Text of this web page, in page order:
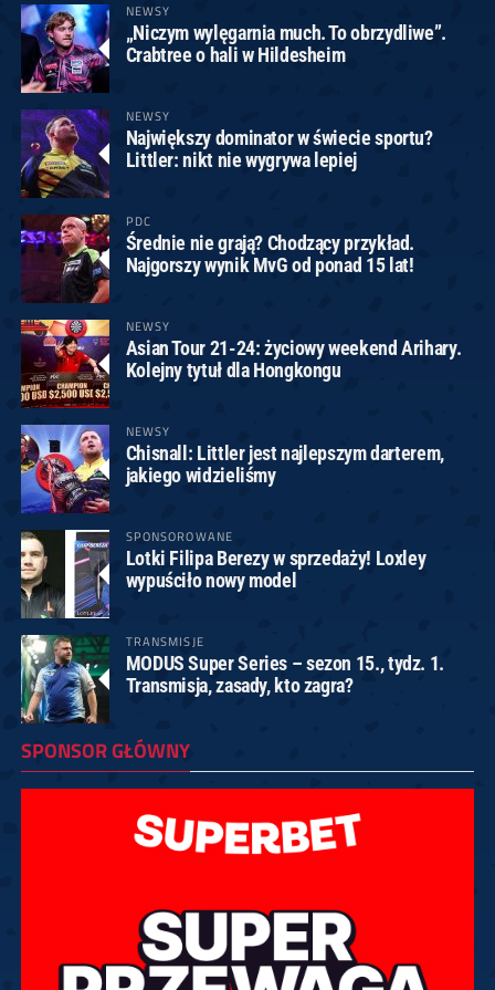
NEWSY
„Niczym wylęgarnia much. To obrzydliwe”.
Crabtree o hali w Hildesheim
NEWSY
Największy dominator w świecie sportu?
Littler: nikt nie wygrywa lepiej
PDC
Średnie nie grają? Chodzący przykład.
Najgorszy wynik MvG od ponad 15 lat!
NEWSY
Asian Tour 21-24: życiowy weekend Arihary.
Kolejny tytuł dla Hongkongu
NEWSY
Chisnall: Littler jest najlepszym darterem,
jakiego widzieliśmy
SPONSOROWANE
Lotki Filipa Berezy w sprzedaży! Loxley
wypuściło nowy model
TRANSMISJE
MODUS Super Series – sezon 15., tydz. 1.
Transmisja, zasady, kto zagra?
SPONSOR GŁÓWNY